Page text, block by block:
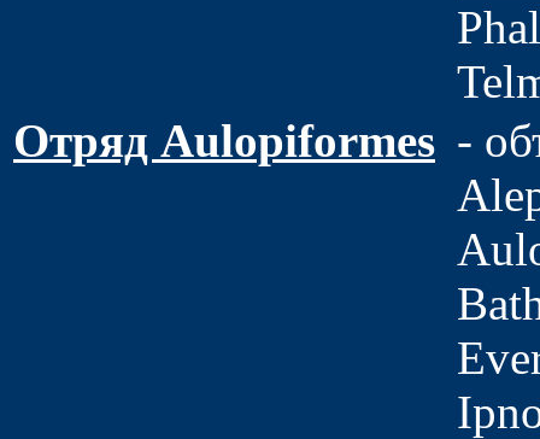
Отряд Aulopiformes -